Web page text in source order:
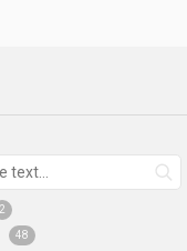
2
48